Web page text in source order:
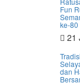
Fun
ke-80
21
dan